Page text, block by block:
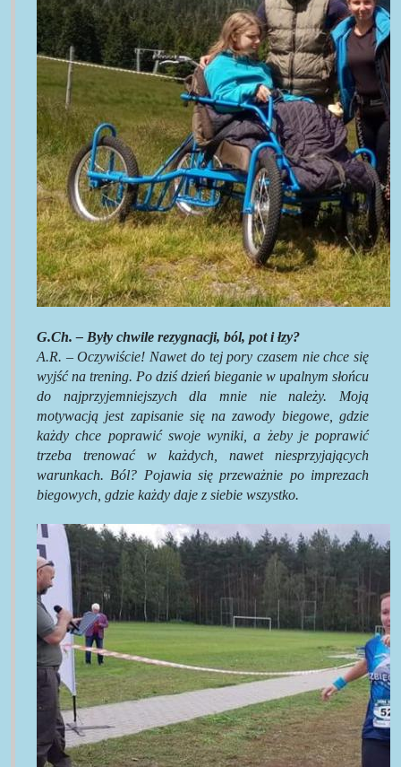
G.Ch. – Były chwile rezygnacji, ból, pot i łzy?
A.R. –Oczywiście! Nawet do tej pory czasem nie chce się
wyjść na trening. Po dziś dzień bieganie w upalnym słońcu
do najprzyjemniejszych dla mnie nie należy. Moją
motywacją jest zapisanie się na zawody biegowe, gdzie
każdy chce poprawić swoje wyniki, a żeby je poprawić
trzeba trenować w każdych, nawet niesprzyjających
warunkach. Ból? Pojawia się przeważnie po imprezach
biegowych, gdzie każdy daje z siebie wszystko.